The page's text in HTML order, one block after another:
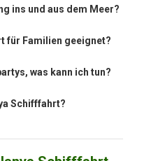
ins und aus dem Meer?
für Familien geeignet?
was kann ich tun?
Schifffahrt?